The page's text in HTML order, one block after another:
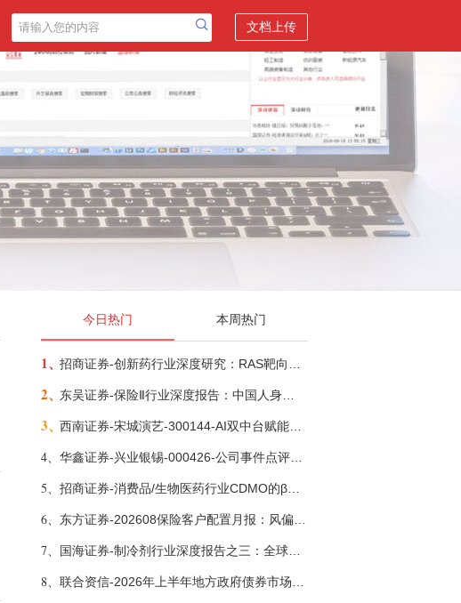
文档上传
今日热门 本周热门
1、
2、
3、
4、
5、
6、
7、
8、